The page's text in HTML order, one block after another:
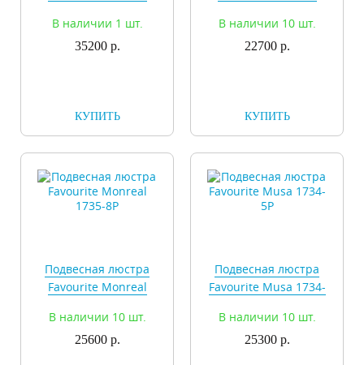
В наличии 1 шт.
35200 р.
КУПИТЬ
В наличии 10 шт.
22700 р.
КУПИТЬ
Подвесная люстра
Favourite Monreal
В наличии 10 шт.
25600 р.
Подвесная люстра
Favourite Musa 1734-
В наличии 10 шт.
25300 р.